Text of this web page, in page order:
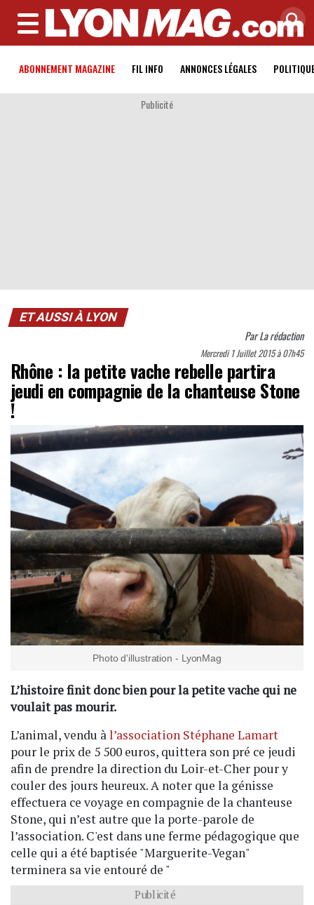
MENU
ABONNEMENT MAGAZINE FIL INFO ANNONCES LÉGALES
Publicité
ET AUSSI À LYON
ParLa rédaction
Mercredi 1 Juillet 2015 à 07h45
Rhône : la petite vache rebelle partira
jeudi en compagnie de la chanteuse Stone
!
Photo d'illustration - LyonMag
L’histoire finit donc bien pour la petite vache qui ne
voulait pas mourir.
L’animal, vendu à l’association Stéphane Lamart
pour le prix de 5 500 euros, quittera son pré ce jeudi
afin de prendre la direction du Loir-et-Cher pour y
couler des jours heureux. A noter que la génisse
effectuera ce voyage en compagnie de la chanteuse
Stone, qui n’est autre que la porte-parole de
l’association. C'est dans une ferme pédagogique que
celle qui a été baptisée "Marguerite-Vegan"
terminera sa vie entouré de "
Publicité